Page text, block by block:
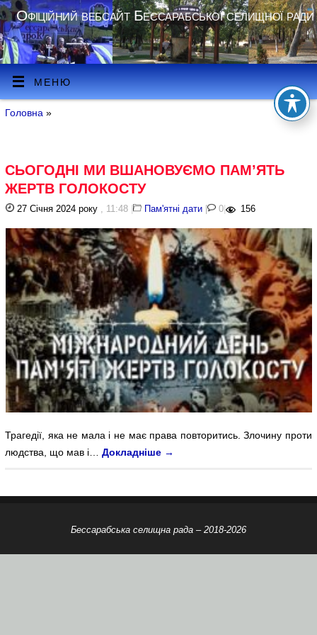
Офіційний вебсайт Бессарабської селищної ради
МЕНЮ
Головна »
СЬОГОДНІ МИ ВШАНОВУЄМО ПАМ’ЯТЬ
ЖЕРТВ ГОЛОКОСТУ
27 Січня 2024 року , 11:48 | Пам'ятні дати | 0 | 156
Трагедії, яка не мала і не має права повторитись. Злочину проти
людства, що мав і…Докладніше →
Бессарабська селищна рада – 2018-2026